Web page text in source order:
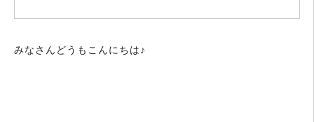
みなさんどうもこんにちは♪